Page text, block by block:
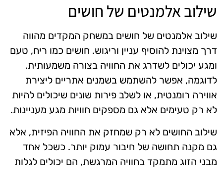
שילוב אלמנטים של חושים
שילוב אלמנטים של חושים במשחק המקדים מהווה
דרך מצוינת להוסיף עניין וריגוש. חושים כמו ריח, טעם
ומגע יכולים לשדרג את החוויה בצורה משמעותית.
לדוגמה, אפשר להשתמש בשמנים אתריים ליצירת
אווירה רומנטית, או לשלב פירות שונים שיכולים להיות
לא רק טעימים אלא גם מספקים חוויות מגע מעניינות.
שילוב החושים לא רק שמחזק את החוויה הפיזית, אלא
גם מקנה תחושה של חיבור עמוק יותר. כשכל אחד
מבני הזוג מתמקד בחוויה המרגשת, הם יכולים לגלות